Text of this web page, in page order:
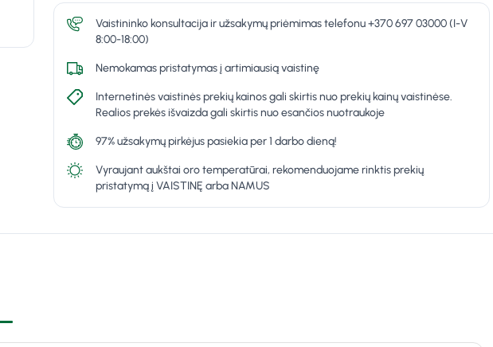
Vaistininko konsultacija ir užsakymų priėmimas telefonu +370 697 03000 (I-V
8:00-18:00)
Nemokamas pristatymas į artimiausią vaistinę
Internetinės vaistinės prekių kainos gali skirtis nuo prekių kainų vaistinėse.
Realios prekės išvaizda gali skirtis nuo esančios nuotraukoje
97% užsakymų pirkėjus pasiekia per 1 darbo dieną!
Vyraujant aukštai oro temperatūrai, rekomenduojame rinktis prekių
pristatymą į VAISTINĘ arba NAMUS